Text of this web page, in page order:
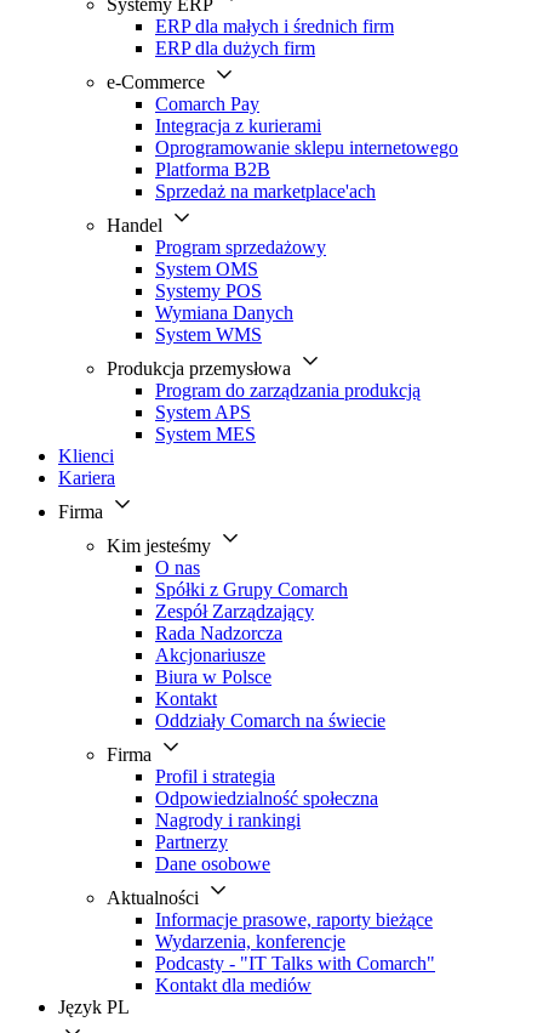
Systemy ERP
ERP dla małych i średnich firm
ERP dla dużych firm
e-Commerce
Comarch Pay
Integracja z kurierami
Oprogramowanie sklepu internetowego
Platforma B2B
Sprzedaż na marketplace'ach
Handel
Program sprzedażowy
System OMS
Systemy POS
Wymiana Danych
System WMS
Produkcja przemysłowa
Program do zarządzania produkcją
System APS
System MES
Klienci
Kariera
Firma
Kim jesteśmy
O nas
Spółki z Grupy Comarch
Zespół Zarządzający
Rada Nadzorcza
Akcjonariusze
Biura w Polsce
Kontakt
Oddziały Comarch na świecie
Firma
Profil i strategia
Odpowiedzialność społeczna
Nagrody i rankingi
Partnerzy
Dane osobowe
Aktualności
Informacje prasowe, raporty bieżące
Wydarzenia, konferencje
Podcasty - "IT Talks with Comarch"
Kontakt dla mediów
Język PL